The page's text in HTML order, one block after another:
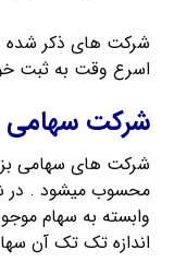
شرکت های ذکر شده
اسرع وقت به ثبت
شرکت
شرکت های سهامی
محسوب میشود . در
وابسته به سهام
اندازه تک تک آن